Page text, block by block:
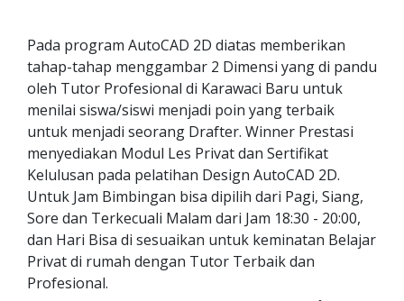
Pada program AutoCAD 2D diatas memberikan
tahap-tahap menggambar 2 Dimensi yang di pandu
oleh Tutor Profesional di Karawaci Baru untuk
menilai siswa/siswi menjadi poin yang terbaik
untuk menjadi seorang Drafter. Winner Prestasi
menyediakan Modul Les Privat dan Sertifikat
Kelulusan pada pelatihan Design AutoCAD 2D.
Untuk Jam Bimbingan bisa dipilih dari Pagi, Siang,
Sore dan Terkecuali Malam dari Jam 18:30 - 20:00,
dan Hari Bisa di sesuaikan untuk keminatan Belajar
Privat di rumah dengan Tutor Terbaik dan
Profesional.